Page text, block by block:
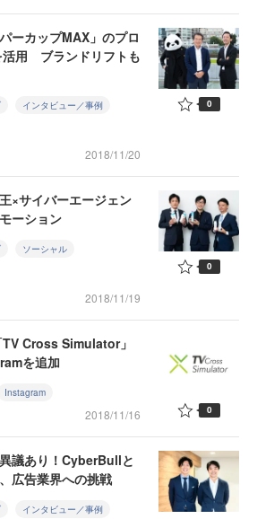
ーカップMAX」のプロ
用 ブランドリフトも
インタビュー／事例
2018/11/20
0
×サイバーエージェン
ーション
ソーシャル
2018/11/19
0
Cross Simulator」
を追加
Instagram
2018/11/16 0
議あり！CyberBullと
広告業界への挑戦
インタビュー／事例